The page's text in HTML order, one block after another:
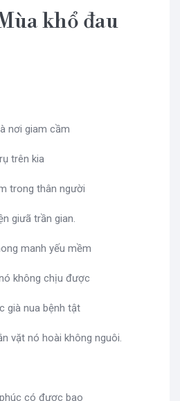
khổ đau
nơi giam cầm
trên kia
trong thân người
giưã trần gian.
manh yếu mềm
không chịu được
già nua bệnh tật
vặt nó hoài không nguôi.
có được bao